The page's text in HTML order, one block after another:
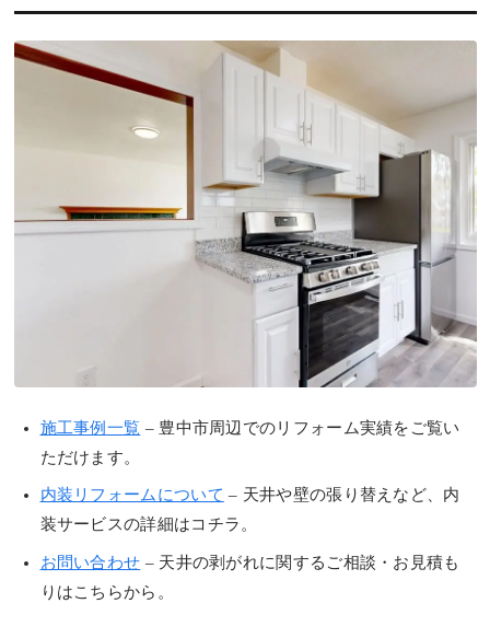
施工事例一覧 – 豊中市周辺でのリフォーム実績をご覧い
ただけます。
内装リフォームについて – 天井や壁の張り替えなど、内
装サービスの詳細はコチラ。
お問い合わせ – 天井の剥がれに関するご相談・お見積も
りはこちらから。